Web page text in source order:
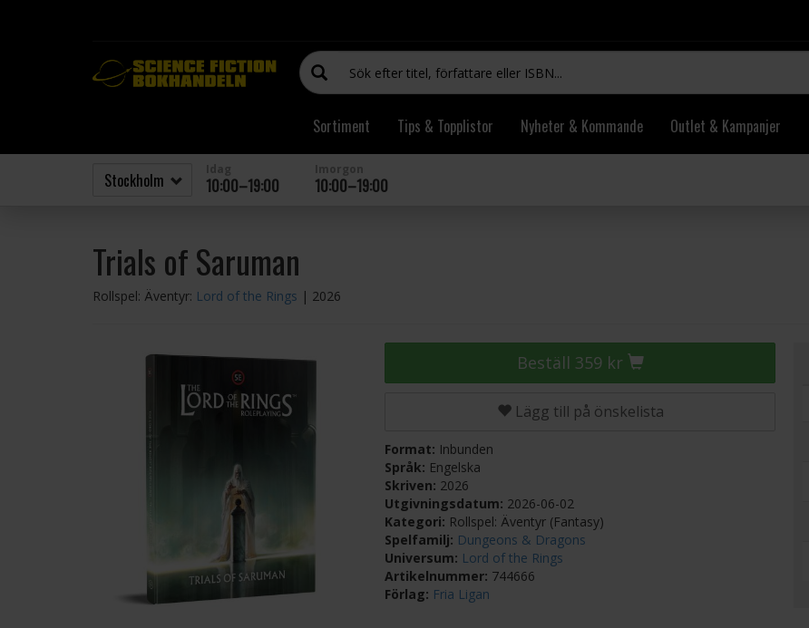
Sortiment Tips & Topplistor Nyheter & Kommande Outlet & Kampanjer
10:00–19:00 10:00–19:00
Trials of Saruman
Rollspel: Äventyr: Lord of the Rings | 2026
Beställ 359 kr
Lägg till på önskelista
Format: Inbunden
Språk: Engelska
Skriven: 2026
Utgivningsdatum: 2026-06-02
Kategori: Rollspel: Äventyr (Fantasy)
Spelfamilj: Dungeons & Dragons
Universum: Lord of the Rings
Artikelnummer: 744666
Förlag: Fria Ligan